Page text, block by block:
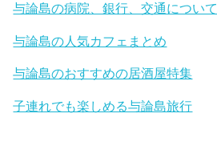
与論島の病院、銀行、交通について
与論島の人気カフェまとめ
与論島のおすすめの居酒屋特集
子連れでも楽しめる与論島旅行